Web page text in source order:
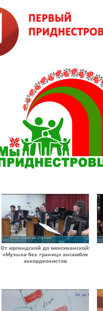
От ирландской до мексиканской:
«Музыка без границ» ансамбля
аккордеонистов